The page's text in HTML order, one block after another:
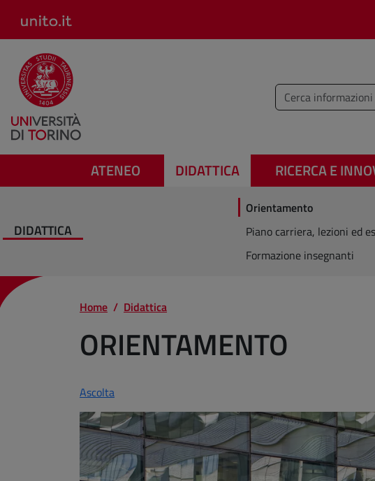
Inserisci i termini da
ATENEO DIDATTICA RICERCA E
DIDATTICA
Orientamento
Piano carriera, lezioni ed
Formazione insegnanti
Home Didattica
ORIENTAMENTO
Ascolta